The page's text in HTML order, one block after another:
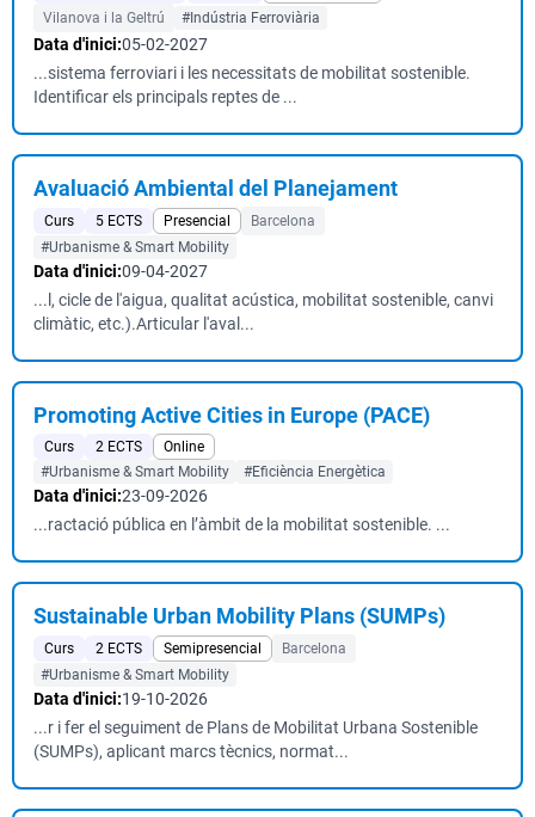
Vilanova i la Geltrú
#Indústria Ferroviària
Data d'inici:05-02-2027
...sistema ferroviari i les necessitats de mobilitat sostenible.
Identificar els principals reptes de ...
Avaluació Ambiental del Planejament
Curs 5 ECTS Presencial
Barcelona
#Urbanisme & Smart Mobility
Data d'inici:09-04-2027
...l, cicle de l'aigua, qualitat acústica, mobilitat sostenible, canvi
climàtic, etc.).Articular l'aval...
Promoting Active Cities in Europe (PACE)
Curs 2 ECTS
Online
#Urbanisme & Smart Mobility
#Eficiència Energètica
Data d'inici:23-09-2026
...ractació pública en l’àmbit de la mobilitat sostenible. ...
Sustainable Urban Mobility Plans (SUMPs)
Curs 2 ECTS Semipresencial
Barcelona
#Urbanisme & Smart Mobility
Data d'inici:19-10-2026
...r i fer el seguiment de Plans de Mobilitat Urbana Sostenible
(SUMPs), aplicant marcs tècnics, normat...